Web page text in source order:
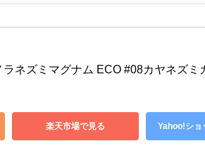
ネズミマグナム ECO #08カヤネズミ
楽天市場で見る Yahoo!ショ